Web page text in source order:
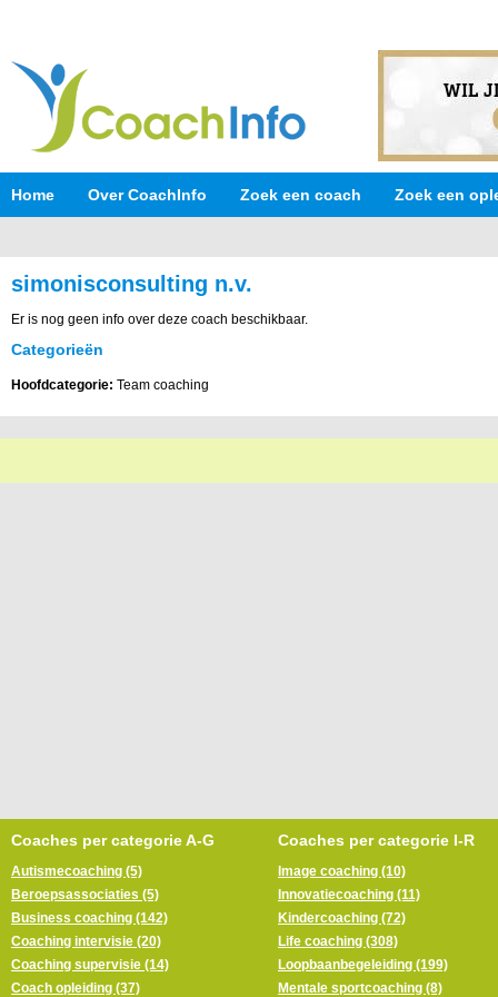
Home Over CoachInfo Zoek een coach Zoek een
simonisconsulting n.v.
Er is nog geen info over deze coach beschikbaar.
Categorieën
Hoofdcategorie: Team coaching
Coaches per categorie A-G
Autismecoaching (5)
Beroepsassociaties (5)
Business coaching (142)
Coaching intervisie (20)
Coaching supervisie (14)
Coach opleiding (37)
Coaches per categorie I-R
Image coaching (10)
Innovatiecoaching (11)
Kindercoaching (72)
Life coaching (308)
Loopbaanbegeleiding (199)
Mentale sportcoaching (8)